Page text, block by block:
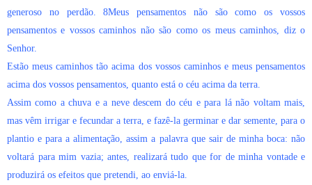
generoso no perdão. 8Meus pensamentos não são como os vossos
pensamentos e vossos caminhos não são como os meus caminhos, diz o
Senhor.
Estão meus caminhos tão acima dos vossos caminhos e meus pensamentos
acima dos vossos pensamentos, quanto está o céu acima da terra.
Assim como a chuva e a neve descem do céu e para lá não voltam mais,
mas vêm irrigar e fecundar a terra, e fazê-la germinar e dar semente, para o
plantio e para a alimentação, assim a palavra que sair de minha boca: não
voltará para mim vazia; antes, realizará tudo que for de minha vontade e
produzirá os efeitos que pretendi, ao enviá-la.